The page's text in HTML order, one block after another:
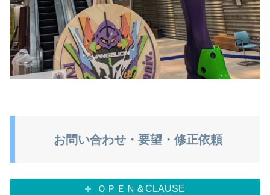
お問い合わせ・要望・修正依頼
ＯＰＥＮ＆CLAUSE